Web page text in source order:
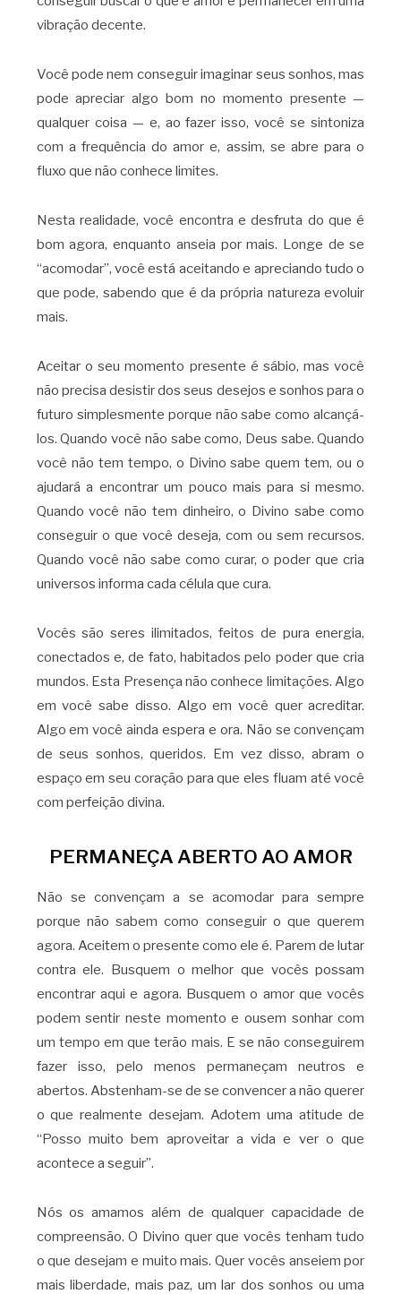
vibração decente.
Você pode nem conseguir imaginar seus sonhos, mas
pode apreciar algo bom no momento presente —
qualquer coisa — e, ao fazer isso, você se sintoniza
com a frequência do amor e, assim, se abre para o
fluxo que não conhece limites.
Nesta realidade, você encontra e desfruta do que é
bom agora, enquanto anseia por mais. Longe de se
“acomodar”, você está aceitando e apreciando tudo o
que pode, sabendo que é da própria natureza evoluir
mais.
Aceitar o seu momento presente é sábio, mas você
não precisa desistir dos seus desejos e sonhos para o
futuro simplesmente porque não sabe como alcançá-
los. Quando você não sabe como, Deus sabe. Quando
você não tem tempo, o Divino sabe quem tem, ou o
ajudará a encontrar um pouco mais para si mesmo.
Quando você não tem dinheiro, o Divino sabe como
conseguir o que você deseja, com ou sem recursos.
Quando você não sabe como curar, o poder que cria
universos informa cada célula que cura.
Vocês são seres ilimitados, feitos de pura energia,
conectados e, de fato, habitados pelo poder que cria
mundos. Esta Presença não conhece limitações. Algo
em você sabe disso. Algo em você quer acreditar.
Algo em você ainda espera e ora. Não se convençam
de seus sonhos, queridos. Em vez disso, abram o
espaço em seu coração para que eles fluam até você
com perfeição divina.
PERMANEÇA ABERTO AO AMOR
Não se convençam a se acomodar para sempre
porque não sabem como conseguir o que querem
agora. Aceitem o presente como ele é. Parem de lutar
contra ele. Busquem o melhor que vocês possam
encontrar aqui e agora. Busquem o amor que vocês
podem sentir neste momento e ousem sonhar com
um tempo em que terão mais. E se não conseguirem
fazer isso, pelo menos permaneçam neutros e
abertos. Abstenham-se de se convencer a não querer
o que realmente desejam. Adotem uma atitude de
“Posso muito bem aproveitar a vida e ver o que
acontece a seguir”.
Nós os amamos além de qualquer capacidade de
compreensão. O Divino quer que vocês tenham tudo
o que desejam e muito mais. Quer vocês anseiem por
mais liberdade, mais paz, um lar dos sonhos ou uma